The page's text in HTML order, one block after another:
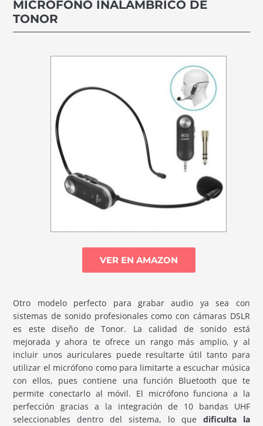
MICRÓFONO INALÁMBRICO DE
TONOR
VER EN AMAZON
Otro modelo perfecto para grabar audio ya sea con
sistemas de sonido profesionales como con cámaras DSLR
es este diseño de Tonor. La calidad de sonido está
mejorada y ahora te ofrece un rango más amplio, y al
incluir unos auriculares puede resultarte útil tanto para
utilizar el micrófono como para limitarte a escuchar música
con ellos, pues contiene una función Bluetooth que te
permite conectarlo al móvil. El micrófono funciona a la
perfección gracias a la integración de 10 bandas UHF
seleccionables dentro del sistema, lo que dificulta la